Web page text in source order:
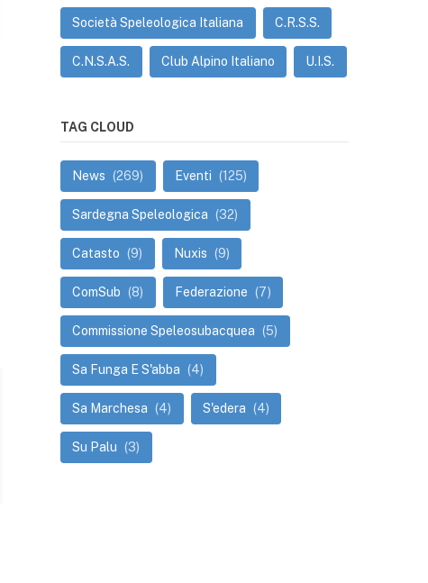
Società Speleologica Italiana C.R.S.S.
C.N.S.A.S. Club Alpino Italiano U.I.S.
TAG CLOUD
News (269) Eventi (125)
Sardegna Speleologica (32)
Catasto (9) Nuxis (9)
ComSub (8) Federazione (7)
Commissione Speleosubacquea (5)
Sa Funga E S'abba (4)
Sa Marchesa (4) S'edera (4)
Su Palu (3)